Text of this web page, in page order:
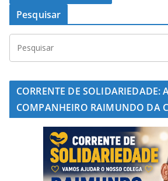
Pesquisar
CORRENTE DE SOLIDARIEDADE:
COMPANHEIRO RAIMUNDO DA